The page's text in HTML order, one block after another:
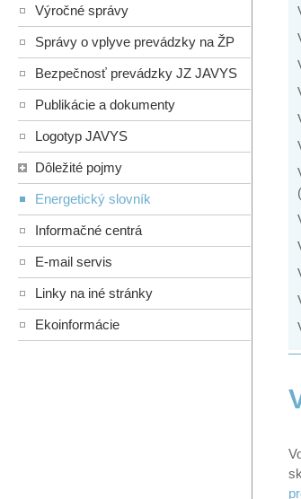
Výročné správy
Správy o vplyve prevádzky na ŽP
Bezpečnosť prevádzky JZ JAVYS
Publikácie a dokumenty
Logotyp JAVYS
Dôležité pojmy
Energetický slovník
Informačné centrá
E-mail servis
Linky na iné stránky
Ekoinformácie